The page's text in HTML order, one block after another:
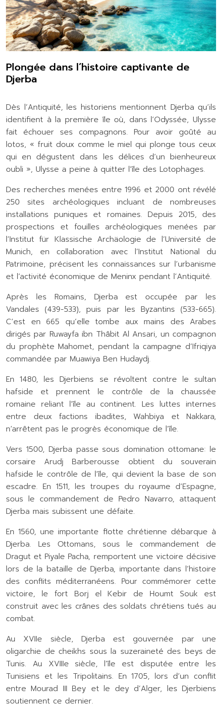
Plongée dans l’histoire captivante de
Djerba
Dès l’Antiquité, les historiens mentionnent Djerba qu’ils
identifient à la première île où, dans l’Odyssée, Ulysse
fait échouer ses compagnons. Pour avoir goûté au
lotos, « fruit doux comme le miel qui plonge tous ceux
qui en dégustent dans les délices d’un bienheureux
oubli », Ulysse a peine à quitter l’île des Lotophages.
Des recherches menées entre 1996 et 2000 ont révélé
250 sites archéologiques incluant de nombreuses
installations puniques et romaines. Depuis 2015, des
prospections et fouilles archéologiques menées par
l’Institut für Klassische Archäologie de l’Université de
Munich, en collaboration avec l’Institut National du
Patrimoine, précisent les connaissances sur l’urbanisme
et l’activité économique de Meninx pendant l’Antiquité.
Après les Romains, Djerba est occupée par les
Vandales (439-533), puis par les Byzantins (533-665).
C’est en 665 qu’elle tombe aux mains des Arabes
dirigés par Ruwayfa ibn Thâbit Al Ansari, un compagnon
du prophète Mahomet, pendant la campagne d’Ifriqiya
commandée par Muawiya Ben Hudaydj.
En 1480, les Djerbiens se révoltent contre le sultan
hafside et prennent le contrôle de la chaussée
romaine reliant l’île au continent. Les luttes internes
entre deux factions ibadites, Wahbiya et Nakkara,
n’arrêtent pas le progrès économique de l’île.
Vers 1500, Djerba passe sous domination ottomane: le
corsaire Arudj Barberousse obtient du souverain
hafside le contrôle de l’île, qui devient la base de son
escadre. En 1511, les troupes du royaume d’Espagne,
sous le commandement de Pedro Navarro, attaquent
Djerba mais subissent une défaite.
En 1560, une importante flotte chrétienne débarque à
Djerba. Les Ottomans, sous le commandement de
Dragut et Piyale Pacha, remportent une victoire décisive
lors de la bataille de Djerba, importante dans l’histoire
des conflits méditerranéens. Pour commémorer cette
victoire, le fort Borj el Kebir de Houmt Souk est
construit avec les crânes des soldats chrétiens tués au
combat.
Au XVIIe siècle, Djerba est gouvernée par une
oligarchie de cheikhs sous la suzeraineté des beys de
Tunis. Au XVIIIe siècle, l’île est disputée entre les
Tunisiens et les Tripolitains. En 1705, lors d’un conflit
entre Mourad III Bey et le dey d’Alger, les Djerbiens
soutiennent ce dernier.